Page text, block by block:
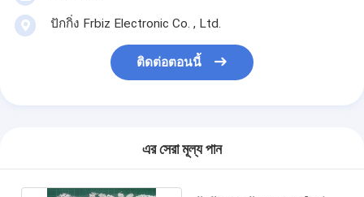
ปักกิ่ง Frbiz Electronic Co. , Ltd.
ติดต่อตอนนี้
এর সেরা মূল্য পান